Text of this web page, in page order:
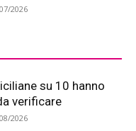
2026
su 10 hanno
verificare
2026